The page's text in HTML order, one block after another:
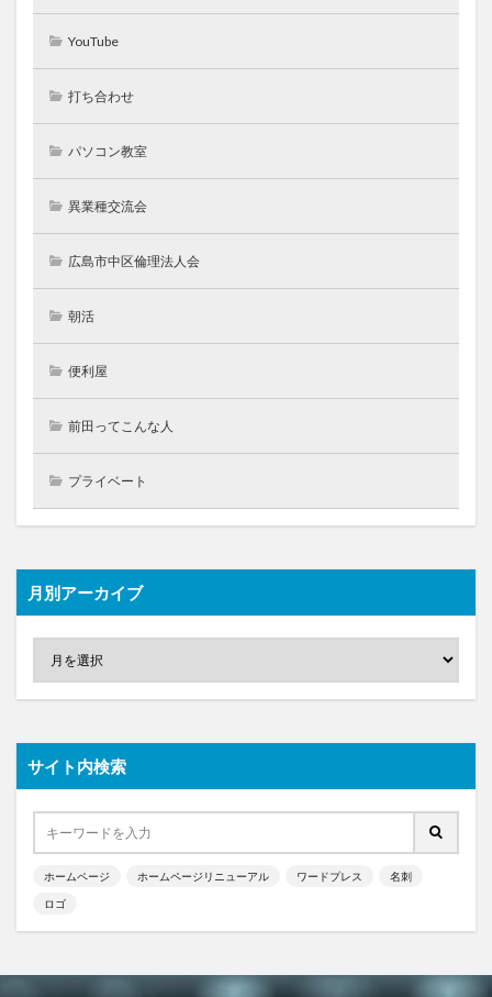
YouTube
打ち合わせ
パソコン教室
異業種交流会
広島市中区倫理法人会
朝活
便利屋
前田ってこんな人
プライベート
月別アーカイブ
サイト内検索
ホームページ ホームページリニューアル ワードプレス 名刺
ロゴ